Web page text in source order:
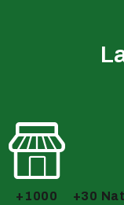
+1000
+30